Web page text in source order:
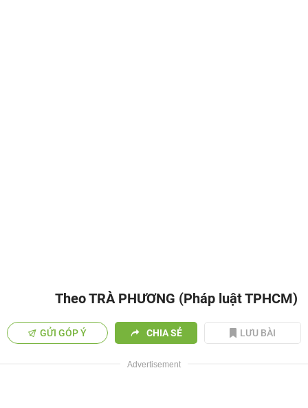
Theo TRÀ PHƯƠNG (Pháp luật TPHCM)
GỬI GÓP Ý CHIA SẺ LƯU BÀI